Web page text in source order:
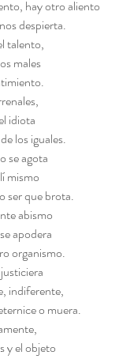
hay otro aliento
despierta.
talento,
males
idiota
los iguales.
se agota
mismo
ser que brota.
abismo
apodera
organismo.
indiferente,
o muera.
y el objeto